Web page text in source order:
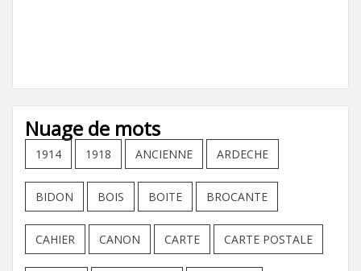
Nuage de mots
1914 1918 ANCIENNE ARDECHE
BIDON BOIS BOITE BROCANTE
CAHIER CANON CARTE CARTE POSTALE